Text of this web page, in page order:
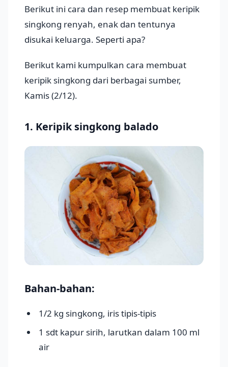
Berikut ini cara dan resep membuat keripik
singkong renyah, enak dan tentunya
disukai keluarga. Seperti apa?
Berikut kami kumpulkan cara membuat
keripik singkong dari berbagai sumber,
Kamis (2/12).
1. Keripik singkong balado
Bahan-bahan:
1/2 kg singkong, iris tipis-tipis
1 sdt kapur sirih, larutkan dalam 100 ml
air